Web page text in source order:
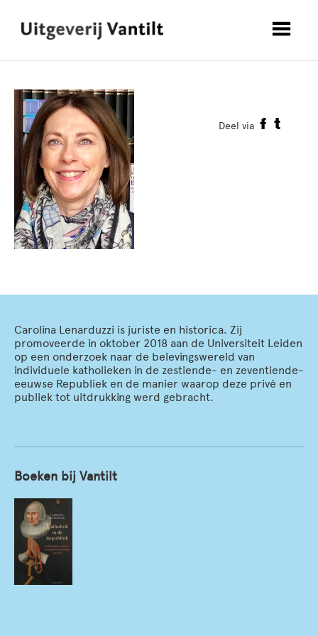
Deel via
Carolina Lenarduzzi is juriste en historica. Zij
promoveerde in oktober 2018 aan de Universiteit Leiden
op een onderzoek naar de belevingswereld van
individuele katholieken in de zestiende- en zeventiende-
eeuwse Republiek en de manier waarop deze privé en
publiek tot uitdrukking werd gebracht.
Boeken bij Vantilt